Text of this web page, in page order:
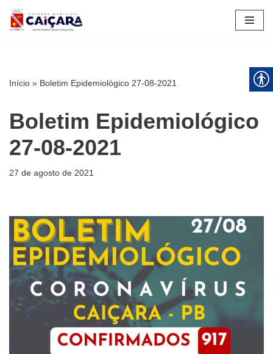
Pular
Início » Boletim Epidemiológico 27-08-2021
Boletim Epidemiológico
27-08-2021
27 de agosto de 2021